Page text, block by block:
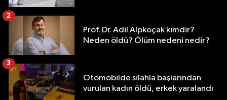
Prof. Dr. Adil Alpkoçak kimdir?
Neden öldü? Ölüm nedeni nedir?
2
Otomobilde silahla başlarından
vurulan kadın öldü, erkek yaralandı
3